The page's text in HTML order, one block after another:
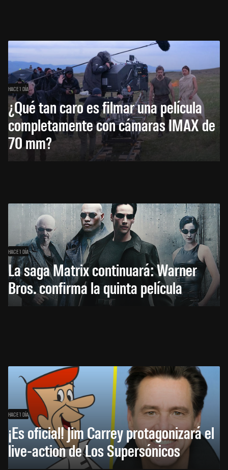
HACE 1 DÍA
¿Qué tan caro es filmar una película
completamente con cámaras IMAX de
70 mm?
HACE 1 DÍA
La saga Matrix continuará: Warner
Bros. confirma la quinta película
HACE 1 DÍA
¡Es oficial! Jim Carrey protagonizará el
live-action de Los Supersónicos